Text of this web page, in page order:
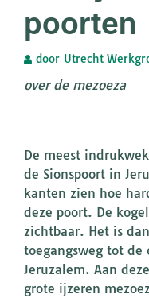
poorten
door Utrecht
over de mezoeza
De meest
de Sionspoort in
kanten zien hoe
deze poort. De
zichtbaar. Het is
toegangsweg tot de
Jeruzalem. Aan
grote ijzeren